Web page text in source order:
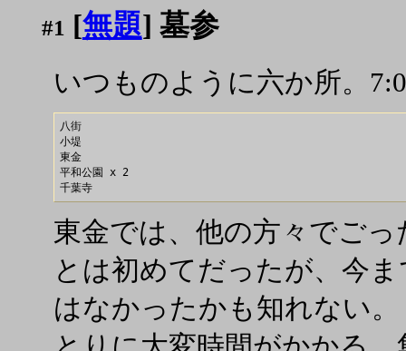
#1 [無題] 墓参
いつものように六か所。
八街
小堤
東金
平和公園 x 2
東金では、他の方々でご
とは初めてだったが、今
はなかったかも知れない